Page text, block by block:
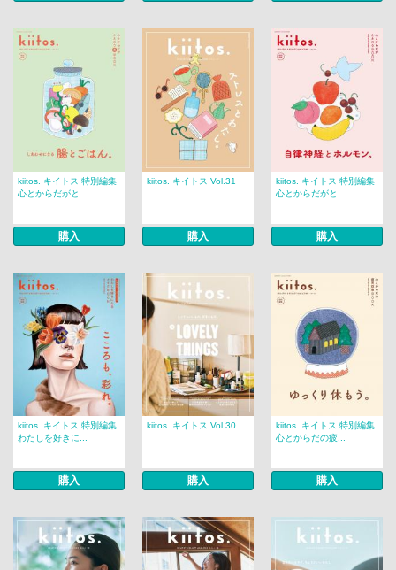
kiitos. キイトス 特別編集
心とからだがと...
購入
kiitos. キイトス Vol.31
購入
kiitos. キイトス 特別編集
心とからだがと...
購入
kiitos. キイトス 特別編集
わたしを好きに...
購入
kiitos. キイトス Vol.30
購入
kiitos. キイトス 特別編集
心とからだの疲...
購入